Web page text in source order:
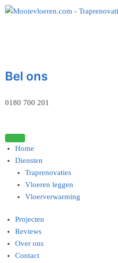
Bel ons
0180 700 201
Home
Diensten
Traprenovaties
Vloeren leggen
Vloerverwarming
Projecten
Reviews
Over ons
Contact